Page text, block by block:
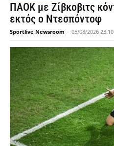
ΠΑΟΚ με Ζίβκοβιτς
εκτός ο Ντεσπόντοφ
Sportlive Newsroom - 05/08/2026 23:10